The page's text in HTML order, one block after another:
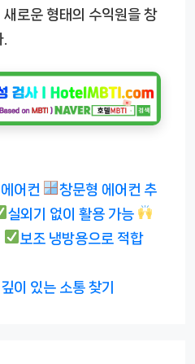
새로운 형태의 수익원을 창
어컨
창문형 에어컨 추
실외기 없이 활용 가능
보조 냉방용으로 적합
이 있는 소통 찾기